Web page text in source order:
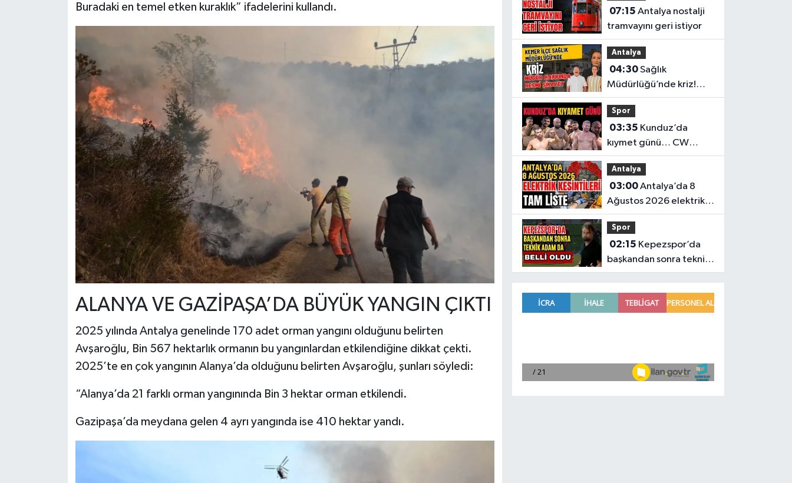
Buradaki en temel etken kuraklık” ifadelerini kullandı.
ALANYA VE GAZİPAŞA’DA BÜYÜK YANGIN ÇIKTI
2025 yılında Antalya genelinde 170 adet orman yangını olduğunu belirten
Avşaroğlu, Bin 567 hektarlık ormanın bu yangınlardan etkilendiğine dikkat çekti.
2025’te en çok yangının Alanya’da olduğunu belirten Avşaroğlu, şunları söyledi:
“Alanya’da 21 farklı orman yangınında Bin 3 hektar orman etkilendi.
Gazipaşa’da meydana gelen 4 ayrı yangında ise 410 hektar yandı.
07:15
tramvayını geri istiyor
Antalya
04:30Sağlık
Müdürlüğü’nde kriz!
Müdür hakkında resmi
şikayet
Spor
03:35
kıymet günü… CW
Enerji Yağlı Güreş
Ligi’nin 6. Etabı öncesi
nefesler tutuldu
Antalya
03:00Antalya’da 8
Ağustos 2026 elektrik
kesintilerinin tam listesi
Spor
02:15
başkandan sonra teknik
adam da belli oldu